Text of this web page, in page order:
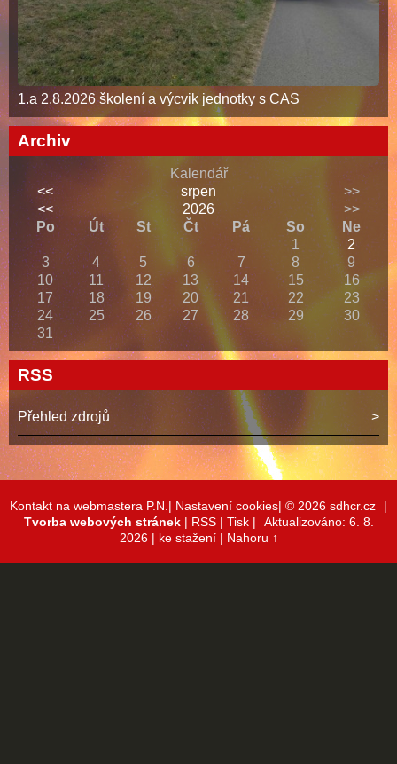
1.a 2.8.2026 školení a výcvik jednotky s CAS
Archiv
Kalendář
<<
srpen
>>
<<
2026
>>
Po
Út St Čt Pá So
Ne
1
2
3
4 5 6 7 8
9
10
11 12 13 14 15
16
17
18 19 20 21 22
23
24
25 26 27 28 29
30
31
RSS
Přehled zdrojů
Kontakt na webmastera P.N.| Nastavení cookies| © 2026 sdhcr.cz
|
Tvorba webových stránek| RSS| Tisk|
Aktualizováno: 6. 8.
2026 | ke stažení | Nahoru ↑